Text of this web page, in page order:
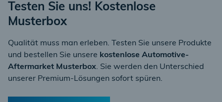
Testen Sie uns! Kostenlose
Musterbox
Qualität muss man erleben. Testen Sie unsere Produkte
und bestellen Sie unsere kostenlose Automotive-
Aftermarket Musterbox. Sie werden den Unterschied
unserer Premium-Lösungen sofort spüren.